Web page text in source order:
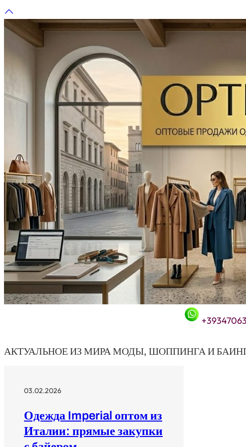
к
содержимому
АКТУАЛЬНОЕ ИЗ МИРА МОДЫ, ШОППИНГА И
03.02.2026
Одежда Imperial оптом из
Италии: прямые закупки